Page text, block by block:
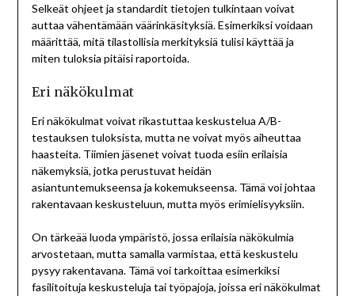
Selkeät ohjeet ja standardit tietojen tulkintaan voivat
auttaa vähentämään väärinkäsityksiä. Esimerkiksi voidaan
määrittää, mitä tilastollisia merkityksiä tulisi käyttää ja
miten tuloksia pitäisi raportoida.
Eri näkökulmat
Eri näkökulmat voivat rikastuttaa keskustelua A/B-
testauksen tuloksista, mutta ne voivat myös aiheuttaa
haasteita. Tiimien jäsenet voivat tuoda esiin erilaisia
näkemyksiä, jotka perustuvat heidän
asiantuntemukseensa ja kokemukseensa. Tämä voi johtaa
rakentavaan keskusteluun, mutta myös erimielisyyksiin.
On tärkeää luoda ympäristö, jossa erilaisia näkökulmia
arvostetaan, mutta samalla varmistaa, että keskustelu
pysyy rakentavana. Tämä voi tarkoittaa esimerkiksi
fasilitoituja keskusteluja tai työpajoja, joissa eri näkökulmat